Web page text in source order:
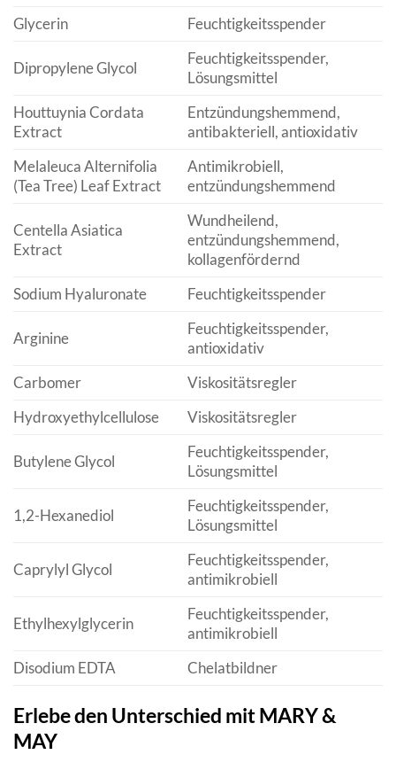
Glycerin
Feuchtigkeitsspender
Dipropylene Glycol
Feuchtigkeitsspender,
Lösungsmittel
Houttuynia Cordata
Extract
Entzündungshemmend,
antibakteriell, antioxidativ
Melaleuca Alternifolia
(Tea Tree) Leaf Extract
Antimikrobiell,
entzündungshemmend
Centella Asiatica
Extract
Wundheilend,
entzündungshemmend,
kollagenfördernd
Sodium Hyaluronate
Feuchtigkeitsspender
Arginine
Feuchtigkeitsspender,
antioxidativ
Carbomer
Viskositätsregler
Hydroxyethylcellulose
Viskositätsregler
Butylene Glycol
Feuchtigkeitsspender,
Lösungsmittel
1,2-Hexanediol
Feuchtigkeitsspender,
Lösungsmittel
Caprylyl Glycol
Feuchtigkeitsspender,
antimikrobiell
Ethylhexylglycerin
Feuchtigkeitsspender,
antimikrobiell
Disodium EDTA
Chelatbildner
Erlebe den Unterschied mit MARY &
MAY